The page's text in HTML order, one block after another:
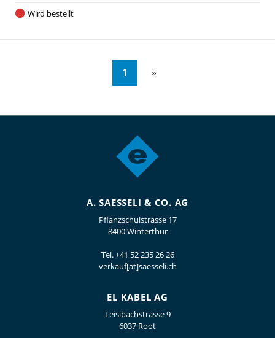
Wird bestellt
1
A. SAESSELI & CO. AG
Pflanzschulstrasse 17
8400 Winterthur
Tel.+41 52 235 26 26
verkauf[at]saesseli.ch
EL KABEL AG
Leisibachstrasse 9
6037 Root